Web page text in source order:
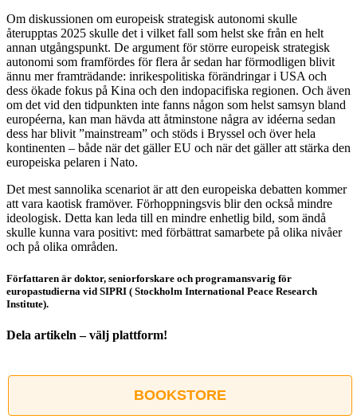
Om diskussionen om europeisk strategisk autonomi skulle
återupptas 2025 skulle det i vilket fall som helst ske från en helt
annan utgångspunkt. De argument för större europeisk strategisk
autonomi som framfördes för flera år sedan har förmodligen blivit
ännu mer framträdande: inrikespolitiska förändringar i USA och
dess ökade fokus på Kina och den indopacifiska regionen. Och även
om det vid den tidpunkten inte fanns någon som helst samsyn bland
européerna, kan man hävda att åtminstone några av idéerna sedan
dess har blivit ”mainstream” och stöds i Bryssel och över hela
kontinenten – både när det gäller EU och när det gäller att stärka den
europeiska pelaren i Nato.
Det mest sannolika scenariot är att den europeiska debatten kommer
att vara kaotisk framöver. Förhoppningsvis blir den också mindre
ideologisk. Detta kan leda till en mindre enhetlig bild, som ändå
skulle kunna vara positivt: med förbättrat samarbete på olika nivåer
och på olika områden.
Författaren är doktor, seniorforskare och programansvarig för
europastudierna vid SIPRI ( Stockholm International Peace Research
Institute).
Dela artikeln – välj plattform!
post
BOOKSTORE